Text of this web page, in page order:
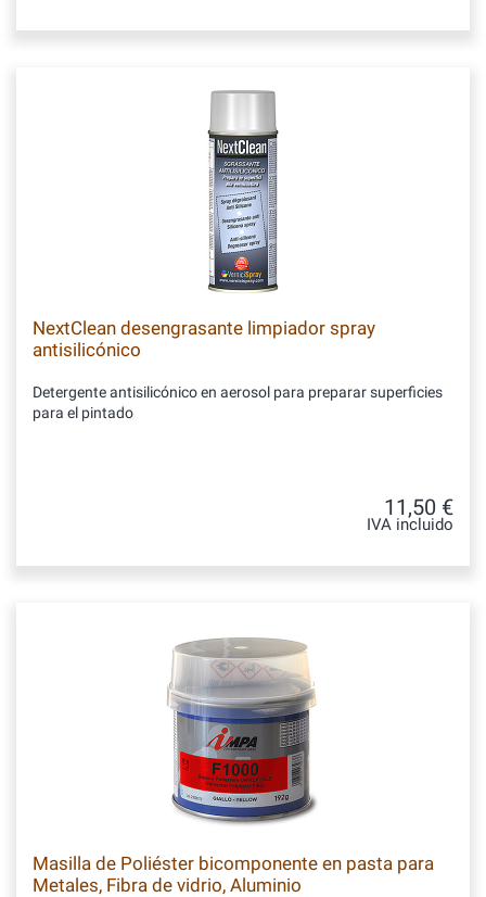
NextClean desengrasante limpiador spray
antisilicónico
Detergente antisilicónico en aerosol para preparar superficies
para el pintado
11,50 €
IVA incluido
Masilla de Poliéster bicomponente en pasta para
Metales, Fibra de vidrio, Aluminio